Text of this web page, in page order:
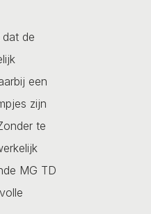
de
een
zijn
te
MG TD